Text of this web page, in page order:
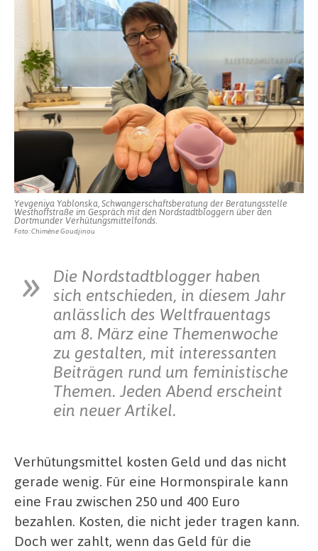
letzte
für
Verhütungsmittel
nicht
mehr
reicht
Yevgeniya Yablonska, Schwangerschaftsberatung der Beratungsstelle
Westhoffstraße im Gespräch mit den Nordstadtbloggern über den
Dortmunder Verhütungsmittelfonds.
Foto: Chimène Goudjinou
Die Nordstadtblogger haben
sich entschieden, in diesem Jahr
anlässlich des Weltfrauentags
am 8. März eine Themenwoche
zu gestalten, mit interessanten
Beiträgen rund um feministische
Themen. Jeden Abend erscheint
ein neuer Artikel.
Verhütungsmittel kosten Geld und das nicht
gerade wenig. Für eine Hormonspirale kann
eine Frau zwischen 250 und 400 Euro
bezahlen. Kosten, die nicht jeder tragen kann.
Doch wer zahlt, wenn das Geld für die